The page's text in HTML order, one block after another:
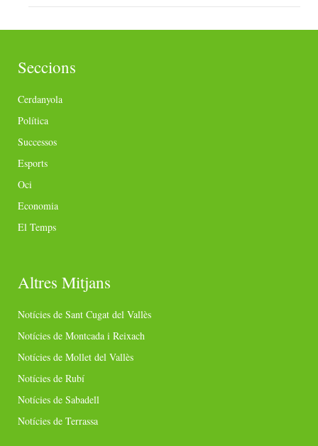
Seccions
Cerdanyola
Política
Successos
Esports
Oci
Economia
El Temps
Altres Mitjans
Notícies de Sant Cugat del Vallès
Notícies de Montcada i Reixach
Notícies de Mollet del Vallès
Notícies de Rubí
Notícies de Sabadell
Notícies de Terrassa